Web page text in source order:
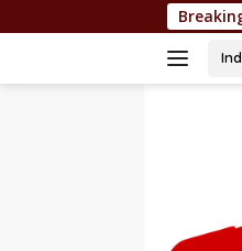
ke
KE DEWAN PERS,